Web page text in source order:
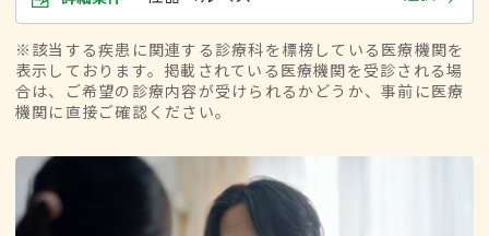
※該当する疾患に関連する診療科を標榜している医療機関を
表示しております。掲載されている医療機関を受診される場
合は、ご希望の診療内容が受けられるかどうか、事前に医療
機関に直接ご確認ください。